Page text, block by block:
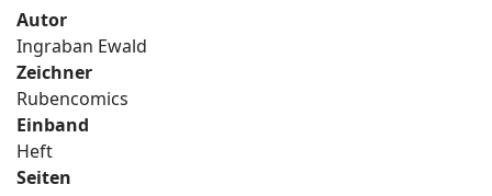
Autor
Ingraban Ewald
Zeichner
Rubencomics
Einband
Heft
Seiten